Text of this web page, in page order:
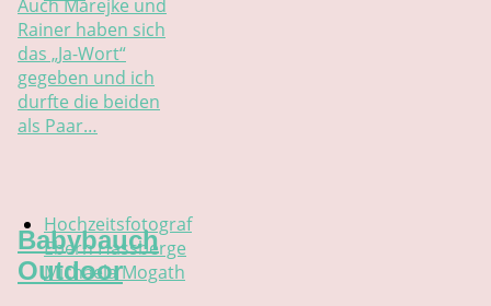
Auch Marejke und
Rainer haben sich
das „Ja-Wort“
gegeben und ich
durfte die beiden
als Paar…
Hochzeitsfotograf
Ebern Hassberge
Michaela Mogath
Babybauch
Outdoor